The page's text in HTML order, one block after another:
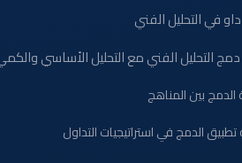
في التحليل الفني
التحليل الفني مع التحليل الأساسي
بين المناهج
الدمج في استراتيجيات التداول